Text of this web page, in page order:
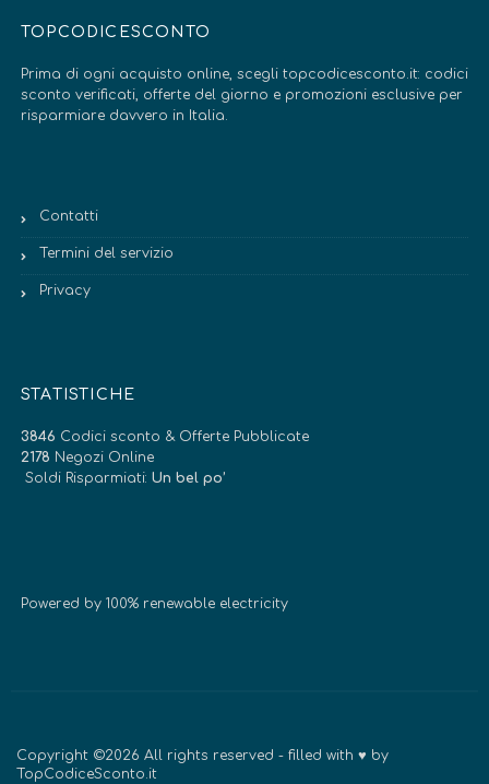
TOPCODICESCONTO
Prima di ogni acquisto online, scegli topcodicesconto.it: codici
sconto verificati, offerte del giorno e promozioni esclusive per
risparmiare davvero in Italia.
Contatti
Termini del servizio
Privacy
STATISTICHE
3846 Codici sconto & Offerte Pubblicate
2178 Negozi Online
Soldi Risparmiati: Un bel po’
Powered by 100% renewable electricity
Copyright ©2026 All rights reserved - filled with ♥ by
TopCodiceSconto.it